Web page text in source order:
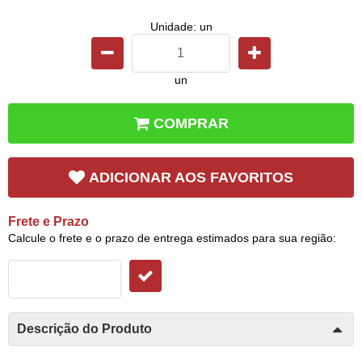
Unidade: un
un
COMPRAR
ADICIONAR AOS FAVORITOS
Frete e Prazo
Calcule o frete e o prazo de entrega estimados para sua região:
Descrição do Produto